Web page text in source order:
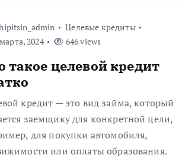
Целевые кредиты
2024
646 views
такое целевой кредит
кредит — это вид займа, который
заемщику для конкретной цели,
для покупки автомобиля,
или оплаты образования.